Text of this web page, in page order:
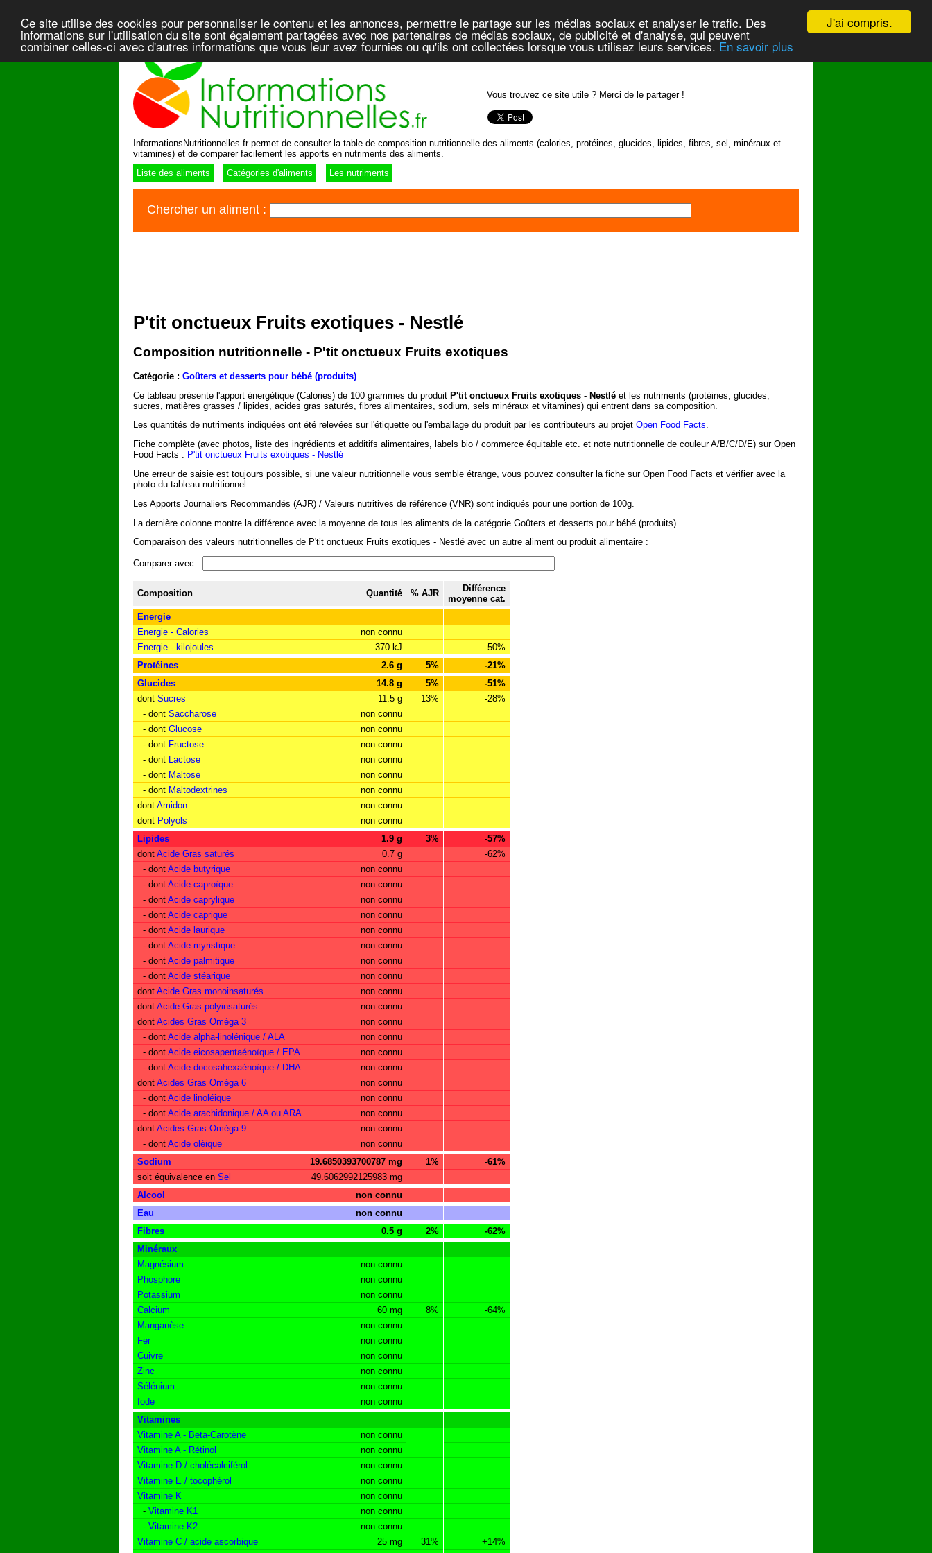
J'ai compris.
Ce site utilise des cookies pour personnaliser le contenu et les annonces, permettre le partage sur les médias sociaux et analyser le trafic. Des
informations sur l'utilisation du site sont également partagées avec nos partenaires de médias sociaux, de publicité et d'analyse, qui peuvent
combiner celles-ci avec d'autres informations que vous leur avez fournies ou qu'ils ont collectées lorsque vous utilisez leurs services. En savoir plus
Vous trouvez ce site utile ? Merci de le partager !
InformationsNutritionnelles.fr permet de consulter la table de composition nutritionnelle des aliments (calories, protéines, glucides, lipides, fibres, sel, minéraux et
vitamines) et de comparer facilement les apports en nutriments des aliments.
Liste des aliments
Catégories d'aliments Les nutriments
Chercher un aliment :
P'tit onctueux Fruits exotiques - Nestlé
Composition nutritionnelle - P'tit onctueux Fruits exotiques
Catégorie : Goûters et desserts pour bébé (produits)
Ce tableau présente l'apport énergétique (Calories) de 100 grammes du produit P'tit onctueux Fruits exotiques - Nestlé et les nutriments (protéines, glucides,
sucres, matières grasses / lipides, acides gras saturés, fibres alimentaires, sodium, sels minéraux et vitamines) qui entrent dans sa composition.
Les quantités de nutriments indiquées ont été relevées sur l'étiquette ou l'emballage du produit par les contributeurs au projet Open Food Facts.
Fiche complète (avec photos, liste des ingrédients et additifs alimentaires, labels bio / commerce équitable etc. et note nutritionnelle de couleur A/B/C/D/E) sur Open
Food Facts : P'tit onctueux Fruits exotiques - Nestlé
Une erreur de saisie est toujours possible, si une valeur nutritionnelle vous semble étrange, vous pouvez consulter la fiche sur Open Food Facts et vérifier avec la
photo du tableau nutritionnel.
Les Apports Journaliers Recommandés (AJR) / Valeurs nutritives de référence (VNR) sont indiqués pour une portion de 100g.
La dernière colonne montre la différence avec la moyenne de tous les aliments de la catégorie Goûters et desserts pour bébé (produits).
Comparaison des valeurs nutritionnelles de P'tit onctueux Fruits exotiques - Nestlé avec un autre aliment ou produit alimentaire :
Comparer avec :
Composition Quantité % AJR
Différence
moyenne cat.
Energie
Energie - Calories
non connu
Energie - kilojoules
370 kJ
-50%
Protéines
2.6 g 5%
-21%
Glucides
14.8 g 5%
-51%
dont Sucres 11.5 g 13%
-28%
- dont Saccharose
non connu
- dont Glucose
non connu
- dont Fructose
non connu
- dont Lactose
non connu
- dont Maltose
non connu
- dont Maltodextrines
non connu
dont Amidon
non connu
dont Polyols
non connu
Lipides
1.9 g 3%
-57%
dont Acide Gras saturés 0.7 g
-62%
- dont Acide butyrique
non connu
- dont Acide caproïque
non connu
- dont Acide caprylique
non connu
- dont Acide caprique
non connu
- dont Acide laurique
non connu
- dont Acide myristique
non connu
- dont Acide palmitique
non connu
- dont Acide stéarique
non connu
dont Acide Gras monoinsaturés
non connu
dont Acide Gras polyinsaturés
non connu
dont Acides Gras Oméga 3
non connu
- dont Acide alpha-linolénique / ALA
non connu
- dont Acide eicosapentaénoïque / EPA
non connu
- dont Acide docosahexaénoïque / DHA
non connu
dont Acides Gras Oméga 6
non connu
- dont Acide linoléique
non connu
- dont Acide arachidonique / AA ou ARA
non connu
dont Acides Gras Oméga 9
non connu
- dont Acide oléique
non connu
Sodium
19.6850393700787 mg 1%
-61%
soit équivalence en Sel
49.6062992125983 mg
Alcool
non connu
Eau
non connu
Fibres
0.5 g 2%
-62%
Minéraux
Magnésium
non connu
Phosphore
non connu
Potassium
non connu
Calcium
60 mg 8%
-64%
Manganèse
non connu
Fer
non connu
Cuivre
non connu
Zinc
non connu
Sélénium
non connu
Iode
non connu
Vitamines
Vitamine A - Beta-Carotène
non connu
Vitamine A - Rétinol
non connu
Vitamine D / cholécalciférol
non connu
Vitamine E / tocophérol
non connu
Vitamine K
non connu
- Vitamine K1
non connu
- Vitamine K2
non connu
Vitamine C / acide ascorbique
25 mg 31%
+14%